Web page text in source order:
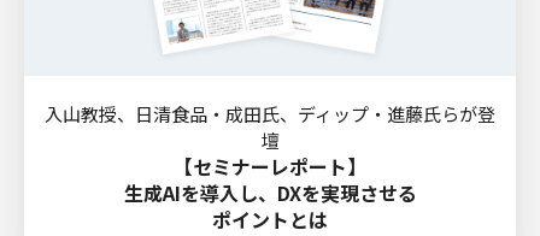
入山教授、日清食品・成田氏、ディップ・進藤氏らが登
壇
【セミナーレポート】
生成AIを導入し、DXを実現させる
ポイントとは